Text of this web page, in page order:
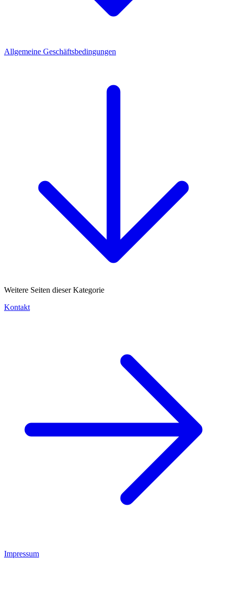
Allgemeine Geschäftsbedingungen
Weitere Seiten dieser Kategorie
Kontakt
Impressum